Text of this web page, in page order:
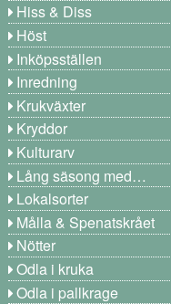
Hiss & Diss
Höst
Inköpsställen
Inredning
Krukväxter
Kryddor
Kulturarv
Lång säsong med…
Lokalsorter
Målla & Spenatskrået
Nötter
Odla i kruka
Odla i pallkrage